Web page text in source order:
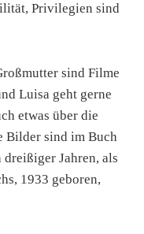
Privilegien sind
sind Filme
Luisa geht gerne
etwas über die
Bilder sind im Buch
dreißiger Jahren, als
1933 geboren,